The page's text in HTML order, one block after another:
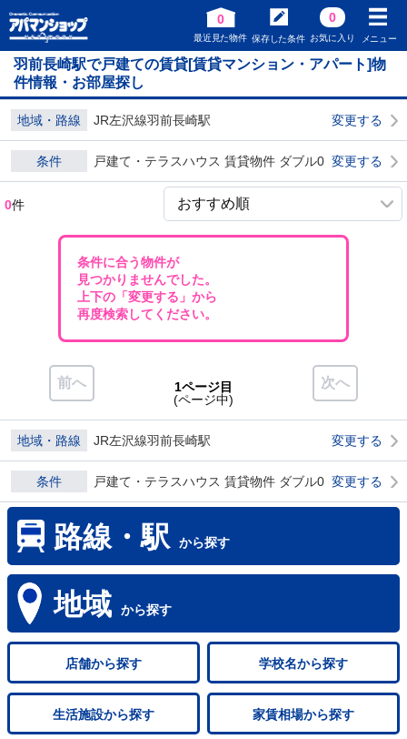
0
最近見た物件 保存した条件
0
お気に入り メニュー
羽前長崎駅で戸建ての賃貸[賃貸マンション・アパート]物
件情報・お部屋探し
地域・路線 JR左沢線羽前長崎駅 変更する
条件 戸建て・テラスハウス 賃貸物件 ダブル0 変更する
0件
条件に合う物件が
見つかりませんでした。
上下の「変更する」から
再度検索してください。
前へ 次へ
1ページ目
(ページ中)
地域・路線 JR左沢線羽前長崎駅 変更する
条件 戸建て・テラスハウス 賃貸物件 ダブル0 変更する
路線・駅 から探す
地域 から探す
店舗から探す 学校名から探す
生活施設から探す 家賃相場から探す